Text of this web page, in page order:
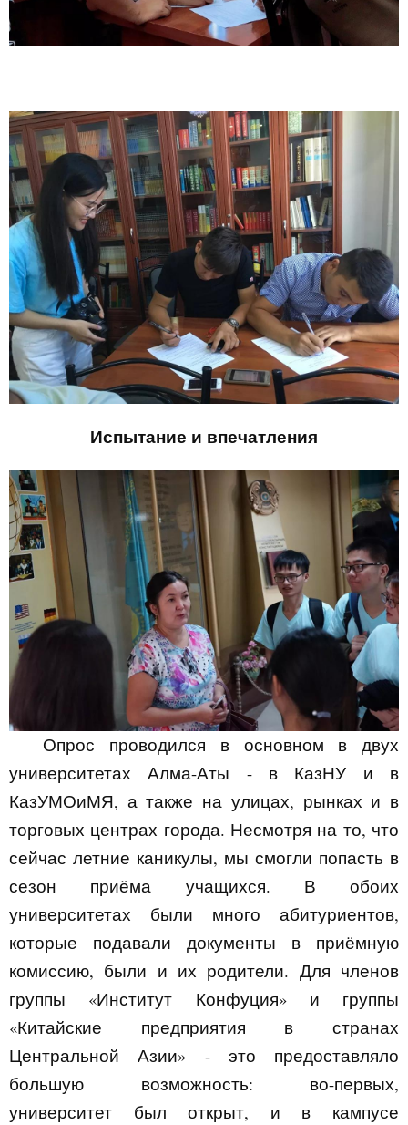
Испытание и впечатления
Опрос проводился в основном в двух
университетах Алма-Аты - в КазНУ и в
КазУМОиМЯ, а также на улицах, рынках и в
торговых центрах города. Несмотря на то, что
сейчас летние каникулы, мы смогли попасть в
сезон приёма учащихся. В обоих
университетах были много абитуриентов,
которые подавали документы в приёмную
комиссию, были и их родители. Для членов
группы «Институт Конфуция» и группы
«Китайские предприятия в странах
Центральной Азии» - это предоставляло
большую возможность: во-первых,
университет был открыт, и в кампусе